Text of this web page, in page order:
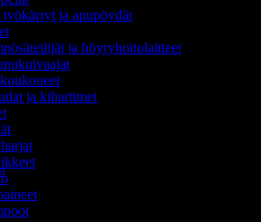
työkärryt ja apupöydät
ja höyryhoitolaitteet
ja kihartimet